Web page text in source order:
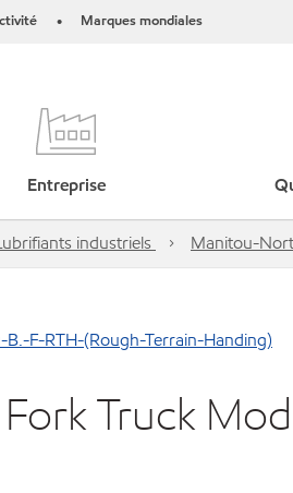
• Marques mondiales
Entreprise
industriels Manitou-
F-RTH-(Rough-Terrain-Handing)
Truck